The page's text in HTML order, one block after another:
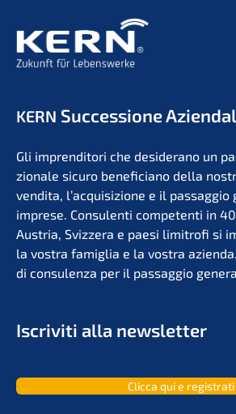
KERN Succes­sio­ne
Gli impren­di­to­ri che deside­r­ano un
zio­na­le sicuro benefi­ci­a­no della
vendita, l’acqui­si­zio­ne e il passag­gio
impre­se. Consu­len­ti compe­ten­ti in
Austria, Svizzera e paesi limit­ro­fi si
la vostra famiglia e la vostra azien­da.
di consu­len­za per il passag­gio
Iscri­vi­ti alla newsletter
Clicca qui e registrati